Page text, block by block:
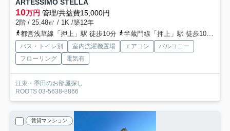
ARTESSIMO STELLA
10万円 管理/共益費15,000円
2階 / 25.48㎡ / 1K /築12年
都営浅草線「押上」駅 徒歩10分
半蔵門線「押上」駅 徒歩10分
バス・トイレ別 室内洗濯機置場 エアコン
バルコニー
フローリング
電気有
江東・墨田のお部屋探し
ROOTS 03-5638-8866
賃貸マンション